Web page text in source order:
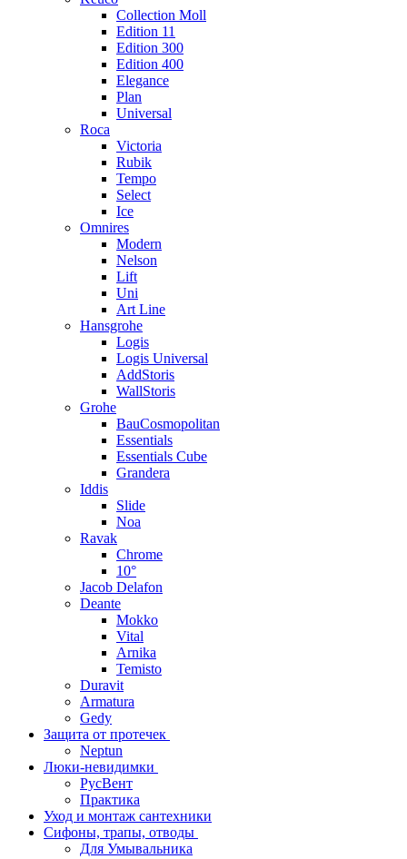
Collection Moll
Edition 11
Edition 300
Edition 400
Elegance
Plan
Universal
Roca
Victoria
Rubik
Tempo
Select
Ice
Omnires
Modern
Nelson
Lift
Uni
Art Line
Hansgrohe
Logis
Logis Universal
AddStoris
WallStoris
Grohe
BauCosmopolitan
Essentials
Essentials Cube
Grandera
Iddis
Slide
Noa
Ravak
Chrome
10°
Jacob Delafon
Deante
Mokko
Vital
Arnika
Temisto
Duravit
Armatura
Gedy
Защита от протечек
Neptun
Люки-невидимки
РусВент
Практика
Уход и монтаж сантехники
Сифоны, трапы, отводы
Для Умывальника